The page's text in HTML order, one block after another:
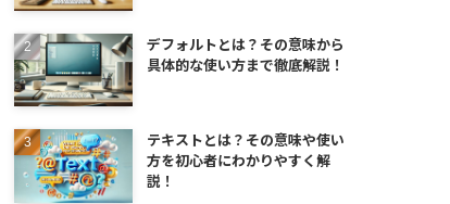
デフォルトとは？その意味から
具体的な使い方まで徹底解説！
テキストとは？その意味や使い
方を初心者にわかりやすく解
説！